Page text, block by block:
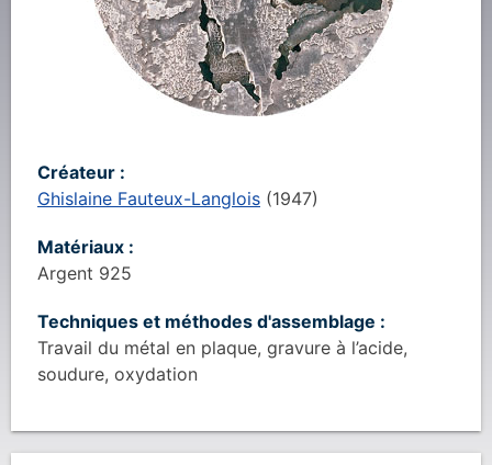
Créateur :
Ghislaine Fauteux-Langlois (1947)
Matériaux :
Argent 925
Techniques et méthodes d'assemblage :
Travail du métal en plaque, gravure à l’acide,
soudure, oxydation